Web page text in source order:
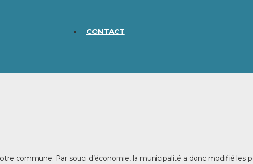
CONTACT
commune. Par souci d’économie, la municipalité a donc modifié